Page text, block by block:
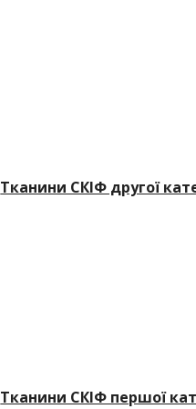
Тканини СКІФ другої
Тканини СКІФ першої